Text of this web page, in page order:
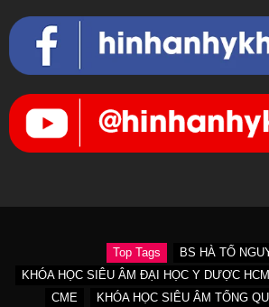
Top Tags
BS HÀ TỐ
KHÓA HỌC SIÊU ÂM ĐẠI HỌC Y DƯỢC HCM
CME
KHÓA HỌC SIÊU ÂM TỔNG